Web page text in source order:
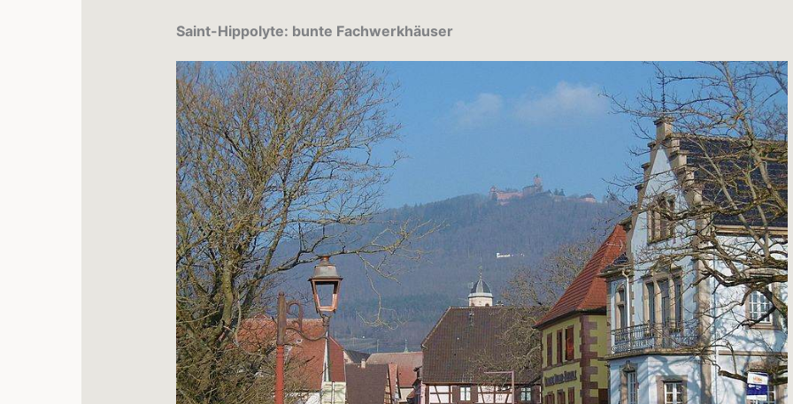
Saint-Hippolyte: bunte Fachwerkhäuser